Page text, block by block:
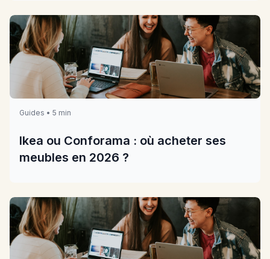
Guides • 5 min
Ikea ou Conforama : où acheter ses
meubles en 2026 ?